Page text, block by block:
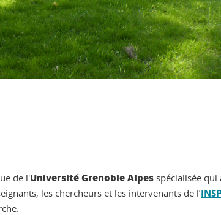
de l'Université Grenoble Alpes spécialisée
les chercheurs et les intervenants de l’